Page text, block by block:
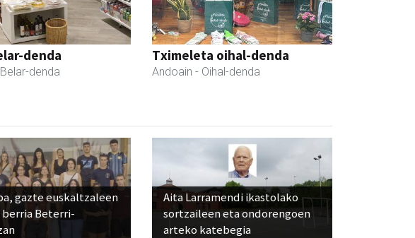
denda
denda
Tximeleta oihal-denda
Andoain - Oihal-denda
gazte euskaltzaleen
Beterri-
Aita Larramendi ikastolako
sortzaileen eta ondorengoen
arteko katebegia